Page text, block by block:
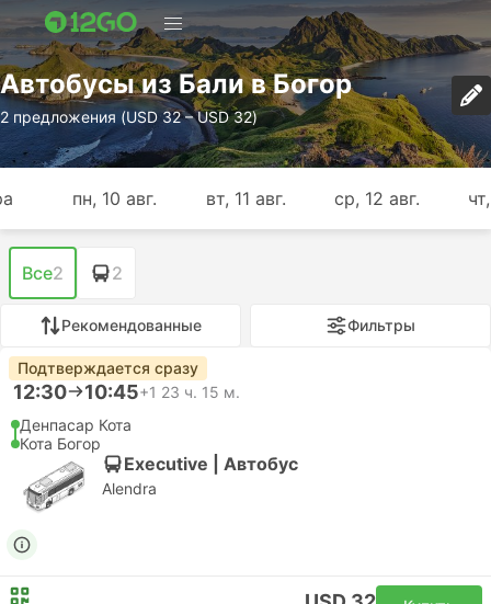
Автобусы из Бали в Богор
2 предложения (USD 32 – USD 32)
пн, 10 авг. вт, 11 авг. ср, 12 авг.
Все2 2
Рекомендованные Фильтры
Подтверждается сразу
12:30 10:45+1 23 ч. 15 м.
Денпасар Кота
Кота Богор
Executive | Автобус
Alendra